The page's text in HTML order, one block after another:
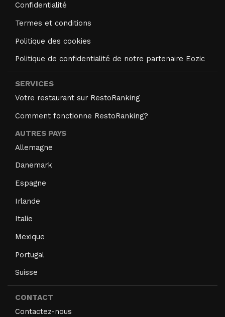
Confidentialité
Termes et conditions
Politique des cookies
Politique de confidentialité de notre partenaire Eozic
SERVICES
Votre restaurant sur RestoRanking
Comment fonctionne RestoRanking?
AUTRES PAYS
Allemagne
Danemark
Espagne
Irlande
Italie
Mexique
Portugal
Suisse
CONTACT
Contactez-nous